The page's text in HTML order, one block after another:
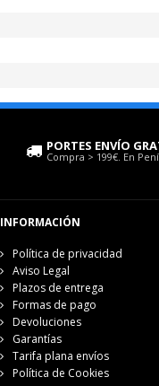
PORTES ENVÍO
Compra > 199€. En
INFORMACIÓN
Política de privacidad
Aviso Legal
Plazos de entrega
Formas de pago
Devoluciones
Garantías
Tarifa plana envíos
Política de Cookies